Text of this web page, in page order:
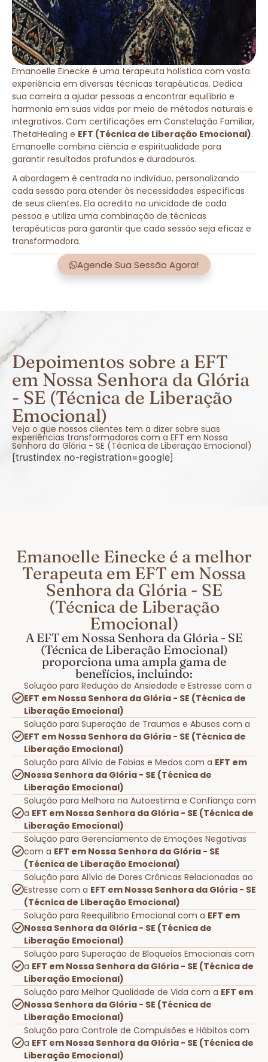
Emanoelle Einecke é uma terapeuta holística com vasta
experiência em diversas técnicas terapêuticas. Dedica
sua carreira a ajudar pessoas a encontrar equilíbrio e
harmonia em suas vidas por meio de métodos naturais e
integrativos. Com certificações em Constelação Familiar,
ThetaHealing e EFT (Técnica de Liberação Emocional).
Emanoelle combina ciência e espiritualidade para
garantir resultados profundos e duradouros.
A abordagem é centrada no indivíduo, personalizando
cada sessão para atender às necessidades específicas
de seus clientes. Ela acredita na unicidade de cada
pessoa e utiliza uma combinação de técnicas
terapêuticas para garantir que cada sessão seja eficaz e
transformadora.
Agende Sua Sessão Agora!
Depoimentos sobre a EFT
em Nossa Senhora da Glória
- SE (Técnica de Liberação
Emocional)
Veja o que nossos clientes tem a dizer sobre suas
experiências transformadoras com a EFT em Nossa
Senhora da Glória - SE (Técnica de Liberação Emocional)
[trustindex no-registration=google]
Emanoelle Einecke é a melhor
Terapeuta em EFT em Nossa
Senhora da Glória - SE
(Técnica de Liberação
Emocional)
A EFT em Nossa Senhora da Glória - SE
(Técnica de Liberação Emocional)
proporciona uma ampla gama de
benefícios, incluindo:
Solução para Redução de Ansiedade e Estresse com a
EFT em Nossa Senhora da Glória - SE (Técnica de
Liberação Emocional)
Solução para Superação de Traumas e Abusos com a
EFT em Nossa Senhora da Glória - SE (Técnica de
Liberação Emocional)
Solução para Alívio de Fobias e Medos com a EFT em
Nossa Senhora da Glória - SE (Técnica de
Liberação Emocional)
Solução para Melhora na Autoestima e Confiança com
a EFT em Nossa Senhora da Glória - SE (Técnica de
Liberação Emocional)
Solução para Gerenciamento de Emoções Negativas
com a EFT em Nossa Senhora da Glória - SE
(Técnica de Liberação Emocional)
Solução para Alívio de Dores Crônicas Relacionadas ao
Estresse com a EFT em Nossa Senhora da Glória - SE
(Técnica de Liberação Emocional)
Solução para Reequilíbrio Emocional com a EFT em
Nossa Senhora da Glória - SE (Técnica de
Liberação Emocional)
Solução para Superação de Bloqueios Emocionais com
a EFT em Nossa Senhora da Glória - SE (Técnica de
Liberação Emocional)
Solução para Melhor Qualidade de Vida com a EFT em
Nossa Senhora da Glória - SE (Técnica de
Liberação Emocional)
Solução para Controle de Compulsões e Hábitos com
a EFT em Nossa Senhora da Glória - SE (Técnica de
Liberação Emocional)